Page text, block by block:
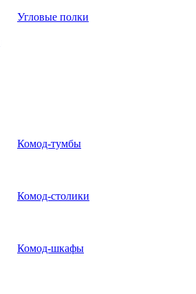
Угловые полки
Комод-тумбы
Комод-столики
Комод-шкафы